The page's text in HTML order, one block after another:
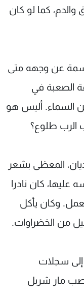
والدم، كما لو كان
بسمة عن وجهه متى
الصعبة في
السماء. أليس هو
الرب طلوع؟
المعظى بشعر
عليها، كان نادرا
وكان يأكل
من الخضراوات.
سجلات
نصب مار شربل